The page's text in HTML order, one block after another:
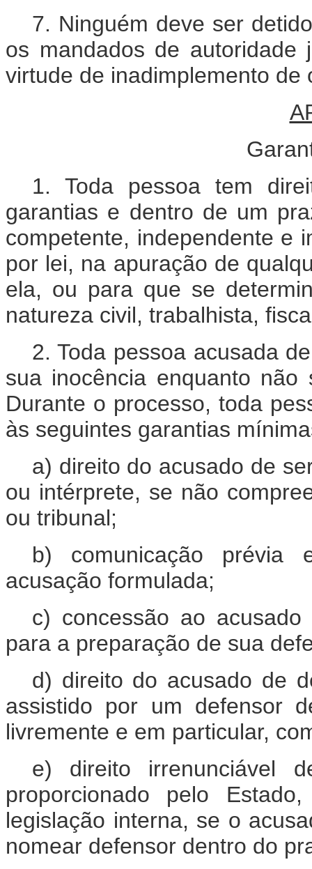
7. Ninguém deve ser
os mandados de autoridade
virtude de inadimplemento de
1. Toda pessoa tem
garantias e dentro de um
competente, independente e
por lei, na apuração de
ela, ou para que se
natureza civil, trabalhista,
2. Toda pessoa acusada
sua inocência enquanto
Durante o processo, toda
às seguintes garantias
a) direito do acusado de
ou intérprete, se não
ou tribunal;
b) comunicação prévia
acusação formulada;
c) concessão ao
para a preparação de sua
d) direito do acusado de
assistido por um defensor
livremente e em particular,
e) direito irrenunciável
proporcionado pelo
legislação interna, se o
nomear defensor dentro do